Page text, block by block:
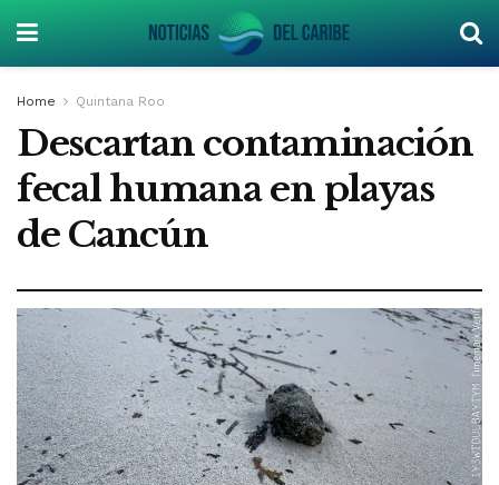
Home Quintana Roo
Descartan contaminación
fecal humana en playas
de Cancún